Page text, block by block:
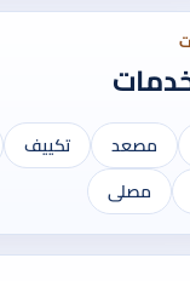
مصعد تكييف
مصلى